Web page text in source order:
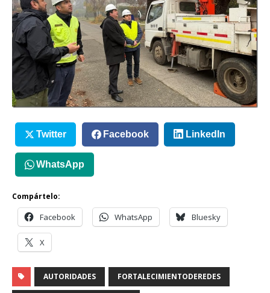
Twitter Facebook LinkedIn
WhatsApp
Compártelo:
Facebook WhatsApp Bluesky
X
AUTORIDADES FORTALECIMIENTODEREDES